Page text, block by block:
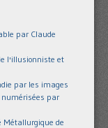
par Claude
l'illusionniste et
par les images
numérisées par
Métallurgique de